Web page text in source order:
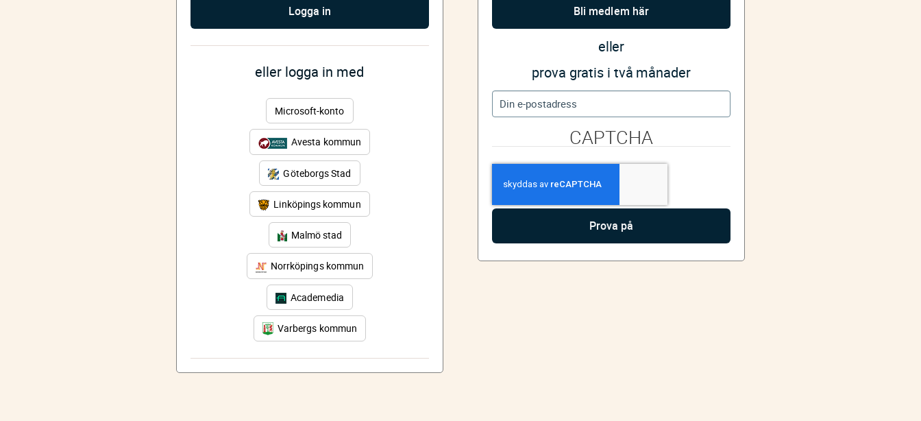
Logga in
eller logga in med
Microsoft-konto
Avesta kommun
Göteborgs Stad
Linköpings kommun
Malmö stad
Norrköpings kommun
Academedia
Varbergs kommun
Bli medlem här
eller
prova gratis i två månader
CAPTCHA